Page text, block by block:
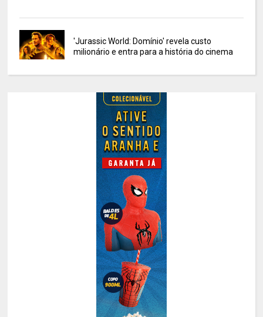
'Jurassic World: Domínio' revela custo
milionário e entra para a história do cinema